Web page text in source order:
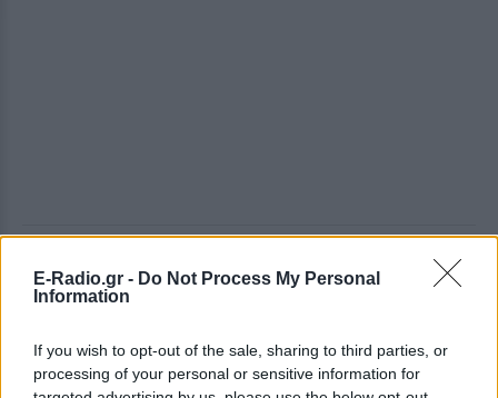
E-Radio.gr - Do Not Process My Personal
Information
If you wish to opt-out of the sale, sharing to third parties, or
processing of your personal or sensitive information for
ΔΕΙΤΕ ΕΠΙΣΗΣ
Εντοπίστηκε σήραγγα 40